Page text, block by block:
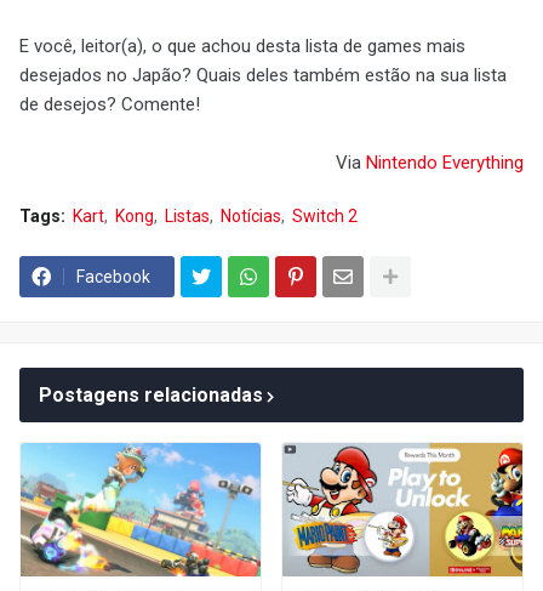
E você, leitor(a), o que achou desta lista de games mais
desejados no Japão? Quais deles também estão na sua lista
de desejos? Comente!
Via Nintendo Everything
Tags: Kart Kong Listas Notícias Switch 2
Facebook
Postagens relacionadas